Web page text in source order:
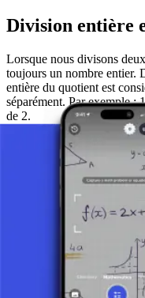
Division entière
Lorsque nous divisons
toujours un nombre entier.
entière du quotient est
séparément. Par exemple :
de 2.
Cela peut s'écrire comme
La division entière est
les algorithmes.
Fractions et
Si la division de deux
quotient peut être exprimé
décimale. Par exemple : 7